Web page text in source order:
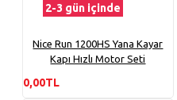
2-3 gün içinde
Nice Run 1200HS Yana Kayar
Kapı Hızlı Motor Seti
0,00TL